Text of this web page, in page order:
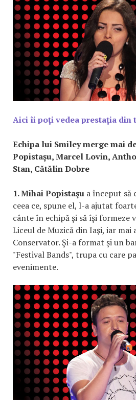
Aici îi poţi vedea prestaţia
Echipa lui Smiley merge mai
Popistaşu, Marcel Lovin,
Stan, Cătălin Dobre
1. Mihai Popistaşu a început să
ceea ce, spune el, l-a ajutat
cânte în echipă şi să îşi formeze
Liceul de Muzică din Iaşi, iar mai
Conservator. Şi-a format şi un
"Festival Bands", trupa cu care
evenimente.